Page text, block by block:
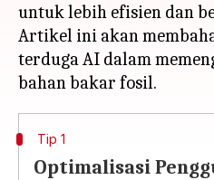
untuk lebih efisien dan
Artikel ini akan
terduga AI dalam
Tip 1
Optimalisasi